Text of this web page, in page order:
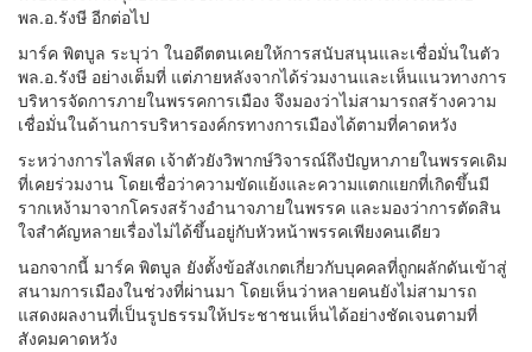
พล.อ.รังษี อีกต่อไป
มาร์ค พิตบูล ระบุว่า ในอดีตตนเคยให้การสนับสนุนและเชื่อมั่นในตัว
พล.อ.รังษี อย่างเต็มที่ แต่ภายหลังจากได้ร่วมงานและเห็นแนวทางการ
บริหารจัดการภายในพรรคการเมือง จึงมองว่าไม่สามารถสร้างความ
เชื่อมั่นในด้านการบริหารองค์กรทางการเมืองได้ตามที่คาดหวัง
ระหว่างการไลฟ์สด เจ้าตัวยังวิพากษ์วิจารณ์ถึงปัญหาภายในพรรคเดิม
ที่เคยร่วมงาน โดยเชื่อว่าความขัดแย้งและความแตกแยกที่เกิดขึ้นมี
รากเหง้ามาจากโครงสร้างอำนาจภายในพรรค และมองว่าการตัดสิน
ใจสำคัญหลายเรื่องไม่ได้ขึ้นอยู่กับหัวหน้าพรรคเพียงคนเดียว
นอกจากนี้ มาร์ค พิตบูล ยังตั้งข้อสังเกตเกี่ยวกับบุคคลที่ถูกผลักดันเข้าสู่
สนามการเมืองในช่วงที่ผ่านมา โดยเห็นว่าหลายคนยังไม่สามารถ
แสดงผลงานที่เป็นรูปธรรมให้ประชาชนเห็นได้อย่างชัดเจนตามที่
สังคมคาดหวัง